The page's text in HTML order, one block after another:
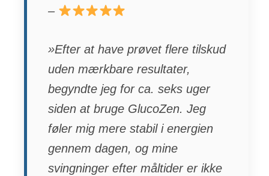
–
»Efter at have prøvet flere tilskud
uden mærkbare resultater,
begyndte jeg for ca. seks uger
siden at bruge GlucoZen. Jeg
føler mig mere stabil i energien
gennem dagen, og mine
svingninger efter måltider er ikke